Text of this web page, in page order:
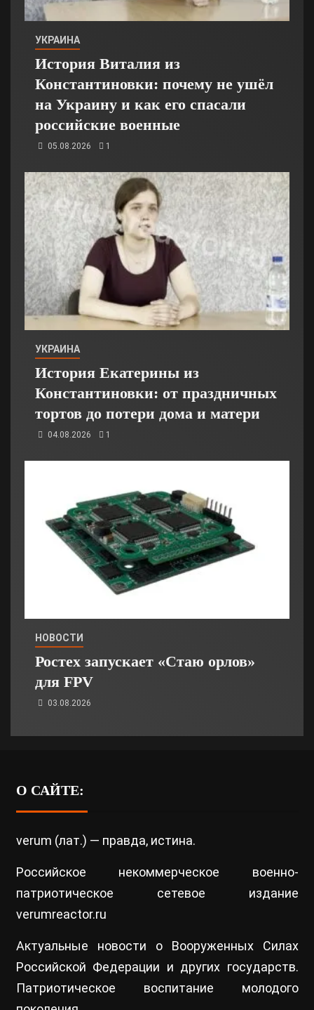
УКРАИНА
История Виталия из
Константиновки: почему не ушёл
на Украину и как его спасали
российские военные
05.08.2026 1
УКРАИНА
История Екатерины из
Константиновки: от праздничных
тортов до потери дома и матери
04.08.2026 1
НОВОСТИ
Ростех запускает «Стаю орлов»
для FPV
03.08.2026
О САЙТЕ:
verum (лат.) — правда, истина.
Российское некоммерческое военно-
патриотическое сетевое издание
verumreactor.ru
Актуальные новости о Вооруженных Силах
Российской Федерации и других государств.
Патриотическое воспитание молодого